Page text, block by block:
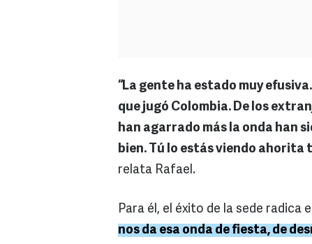
“La gente ha estado muy
que jugó Colombia. De los
han agarrado más la onda han
bien. Tú lo estás viendo ahorita
relata Rafael.
Para él, el éxito de la sede radica
nos da esa onda de fiesta, de